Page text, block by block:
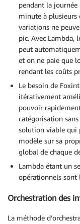
pendant la journée
minute à plusieurs
variations ne
pic. Avec Lambda,
peut
et on ne paie que
rendant les coûts
Le besoin de
itérativement
pouvoir
catégorisation
solution viable qui
modèle sur sa
global de chaque
Lambda étant un
opérationnels sont
Orchestration des
La méthode